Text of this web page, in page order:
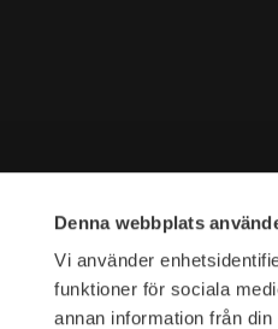
Denna webbplats
Vi använder
funktioner för sociala
annan information från
113 59